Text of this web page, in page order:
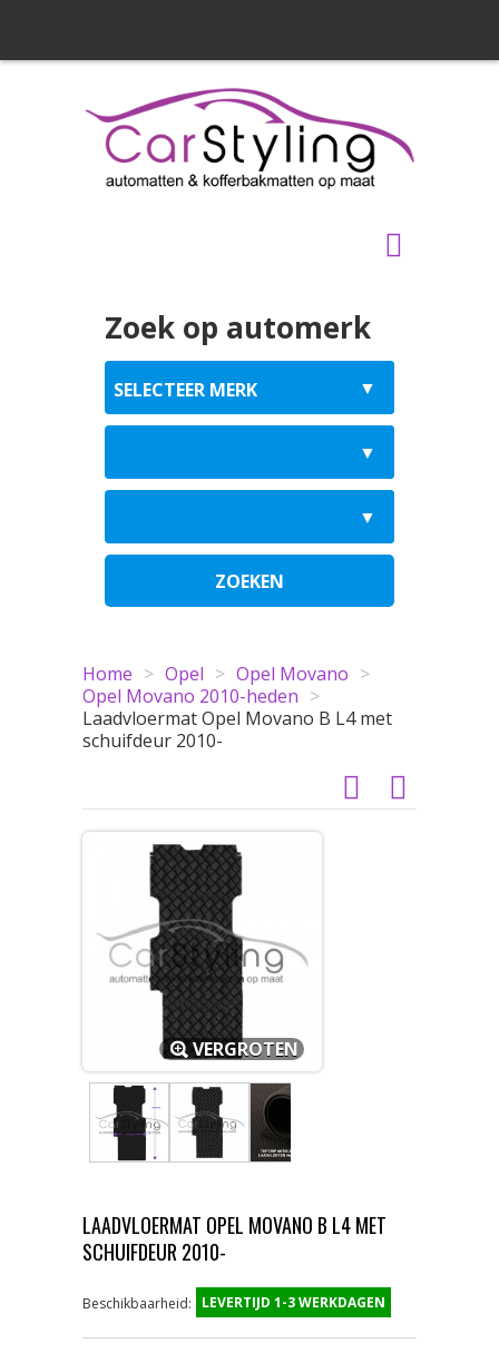
Zoek op automerk
ZOEKEN
Home > Opel > Opel Movano >
Opel Movano 2010-heden >
Laadvloermat Opel Movano B L4 met
schuifdeur 2010-
VERGROTEN
LAADVLOERMAT OPEL MOVANO B L4 MET
SCHUIFDEUR 2010-
Beschikbaarheid: LEVERTIJD 1-3 WERKDAGEN